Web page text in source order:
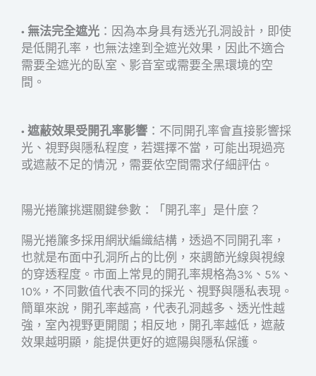
• 無法完全遮光 ：因為本身具有透光孔洞設計，即使
是低開孔率，也無法達到全遮光效果，因此不適合
需要全遮光的臥室、影音室或需要全黑環境的空
間。
• 遮蔽效果受開孔率影響 ：不同開孔率會直接影響採
光、視野與隱私程度，若選擇不當，可能出現過亮
或遮蔽不足的情況，需要依空間需求仔細評估。
陽光捲簾挑選關鍵參數：「開孔率」是什麼？
陽光捲簾多採用網狀編織結構，透過不同開孔率，
也就是布面中孔洞所占的比例，來調節光線與視線
的穿透程度。市面上常見的開孔率規格為3%、5%、
10%，不同數值代表不同的採光、視野與隱私表現。
簡單來說，開孔率越高，代表孔洞越多、透光性越
強，室內視野更開闊；相反地，開孔率越低，遮蔽
效果越明顯，能提供更好的遮陽與隱私保護。